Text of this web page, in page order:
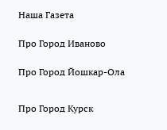
Наша Газета
Про Город Иваново
Про Город Йошкар-Ола
Про Город Курск